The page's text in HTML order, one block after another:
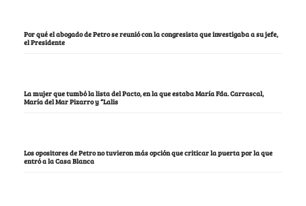
Por qué el abogado de Petro se reunió con la congresista que investigaba a su jefe,
el Presidente
La mujer que tumbó la lista del Pacto, en la que estaba María Fda. Carrascal,
María del Mar Pizarro y “Lalis
Los opositores de Petro no tuvieron más opción que criticar la puerta por la que
entró a la Casa Blanca